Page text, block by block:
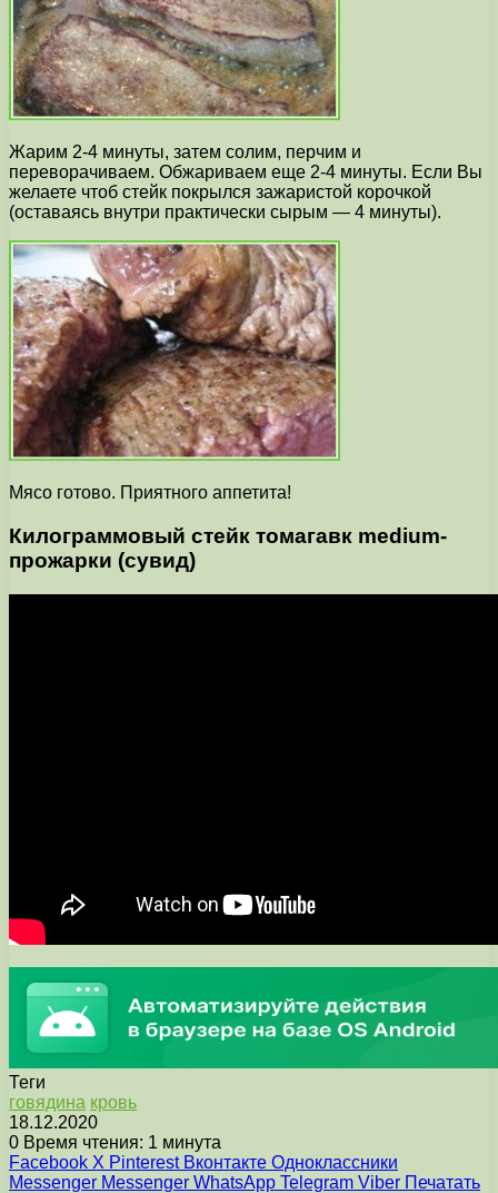
Жарим 2-4 минуты, затем солим, перчим и
переворачиваем. Обжариваем еще 2-4 минуты. Если Вы
желаете чтоб стейк покрылся зажаристой корочкой
(оставаясь внутри практически сырым — 4 минуты).
Мясо готово. Приятного аппетита!
Килограммовый стейк томагавк medium-
прожарки (сувид)
Теги
говядина кровь
18.12.2020
0 Время чтения: 1 минута
Facebook X Pinterest Вконтакте Одноклассники
Messenger Messenger WhatsApp Telegram Viber Печатать